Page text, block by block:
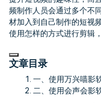
频制作人员会通过多个不
材加入到自己制作的短视
使用怎样的方式进行剪辑
文章目录
一、使用万兴喵影
二、使用会声会影